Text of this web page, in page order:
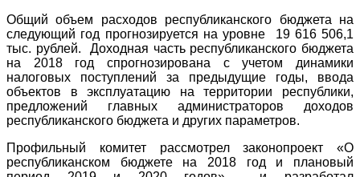
Общий объем расходов республиканского бюджета на
следующий год прогнозируется на уровне 19 616 506,1
тыс. рублей. Доходная часть республиканского бюджета
на 2018 год спрогнозирована с учетом динамики
налоговых поступлений за предыдущие годы, ввода
объектов в эксплуатацию на территории республики,
предложений главных администраторов доходов
республиканского бюджета и других параметров.
Профильный комитет рассмотрел законопроект «О
республиканском бюджете на 2018 год и плановый